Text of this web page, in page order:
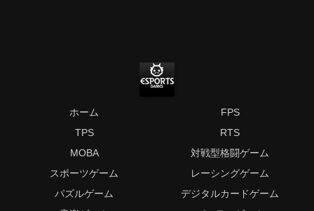
ホーム
FPS
TPS
RTS
MOBA
対戦型格闘ゲーム
スポーツゲーム
レーシングゲーム
パズルゲーム
デジタルカードゲーム